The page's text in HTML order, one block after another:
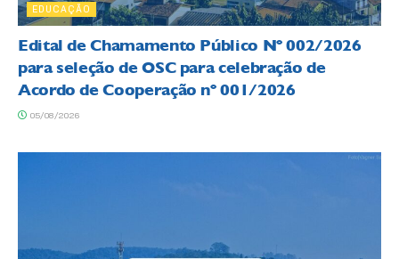
EDUCAÇÃO
Edital de Chamamento Público Nº 002/2026
para seleção de OSC para celebração de
Acordo de Cooperação nº 001/2026
05/08/2026